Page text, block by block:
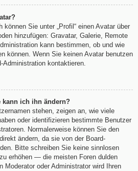
Sie unter „Profil“ einen Avatar über
hinzufügen: Gravatar, Galerie, Remote
kann bestimmen, ob und wie
können. Wenn Sie keinen Avatar benutzen
kontaktieren.
kann ich ihn ändern?
stehen, zeigen an, wie viele
oder identifizieren bestimmte Benutzer
Normalerweise können Sie den
ändern, da sie von der Board-
Bitte schreiben Sie keine sinnlosen
erhöhen — die meisten Foren dulden
Moderator oder Administrator wird Ihren